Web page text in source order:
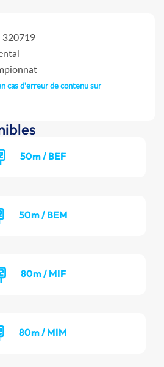
320719
cas d'erreur de contenu sur
50m / BEF
50m / BEM
80m / MIF
80m / MIM